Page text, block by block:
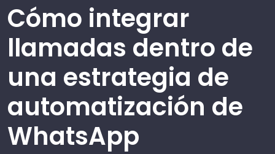
Cómo integrar
llamadas dentro de
una estrategia de
automatización de
WhatsApp